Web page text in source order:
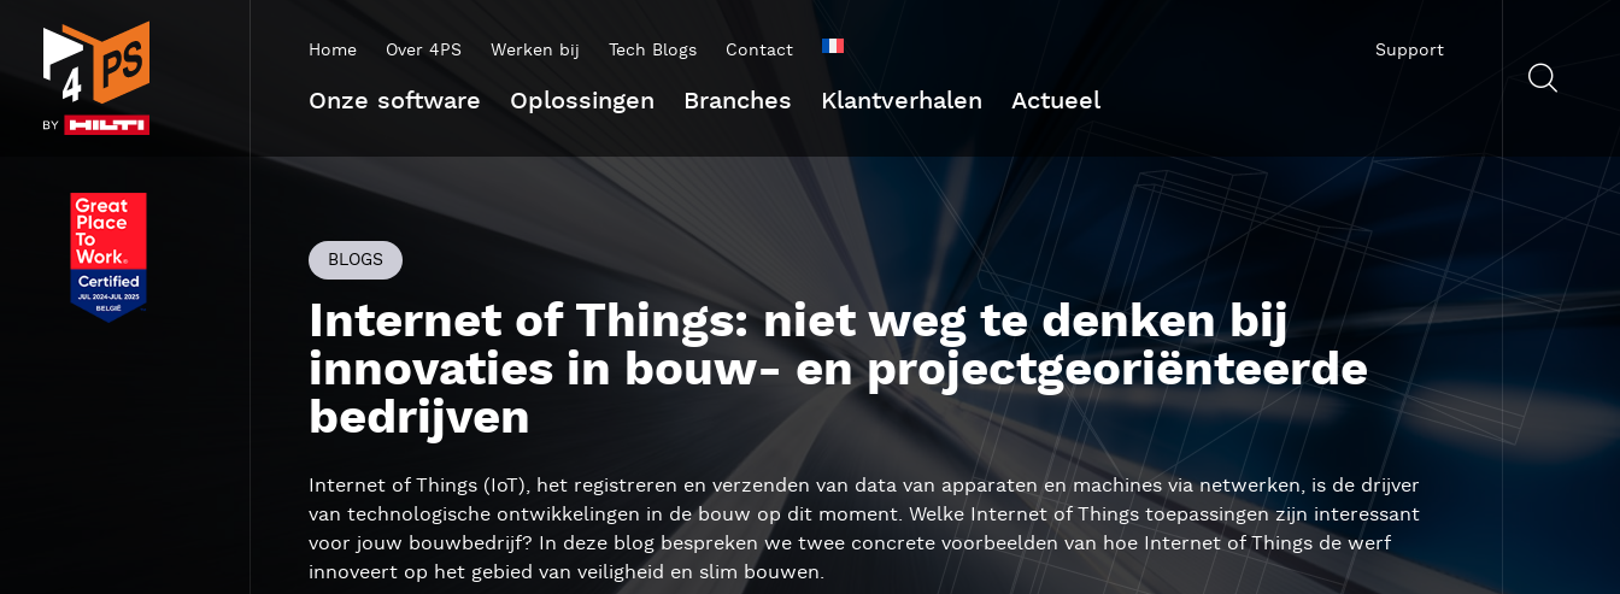
Home Over 4PS Werken bij Tech Blogs Contact
Onze software Oplossingen Branches Klantverhalen Actueel
Support
BLOGS
Internet of Things: niet weg te denken bij
innovaties in bouw- en projectgeoriënteerde
bedrijven
Internet of Things (IoT), het registreren en verzenden van data van apparaten en machines via netwerken, is de drijver
van technologische ontwikkelingen in de bouw op dit moment. Welke Internet of Things toepassingen zijn interessant
voor jouw bouwbedrijf? In deze blog bespreken we twee concrete voorbeelden van hoe Internet of Things de werf
innoveert op het gebied van veiligheid en slim bouwen.